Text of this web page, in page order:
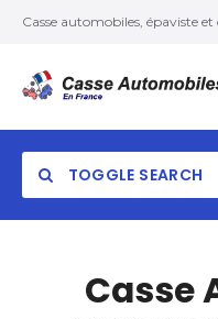
Casse automobiles, épaviste
TOGGLE SEARCH
Casse